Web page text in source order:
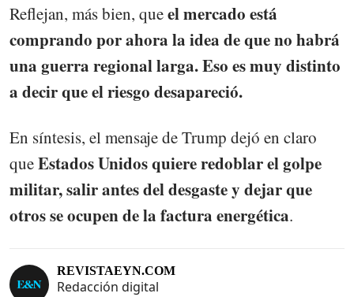
Reflejan, más bien, queel mercado está
comprando por ahora la idea de que no habrá
una guerra regional larga. Eso es muy distinto
a decir que el riesgo desapareció.
En síntesis, el mensaje de Trump dejó en claro
queEstados Unidos quiere redoblar el golpe
militar, salir antes del desgaste y dejar que
otros se ocupen de la factura energética.
REVISTAEYN.COM
Redacción digital